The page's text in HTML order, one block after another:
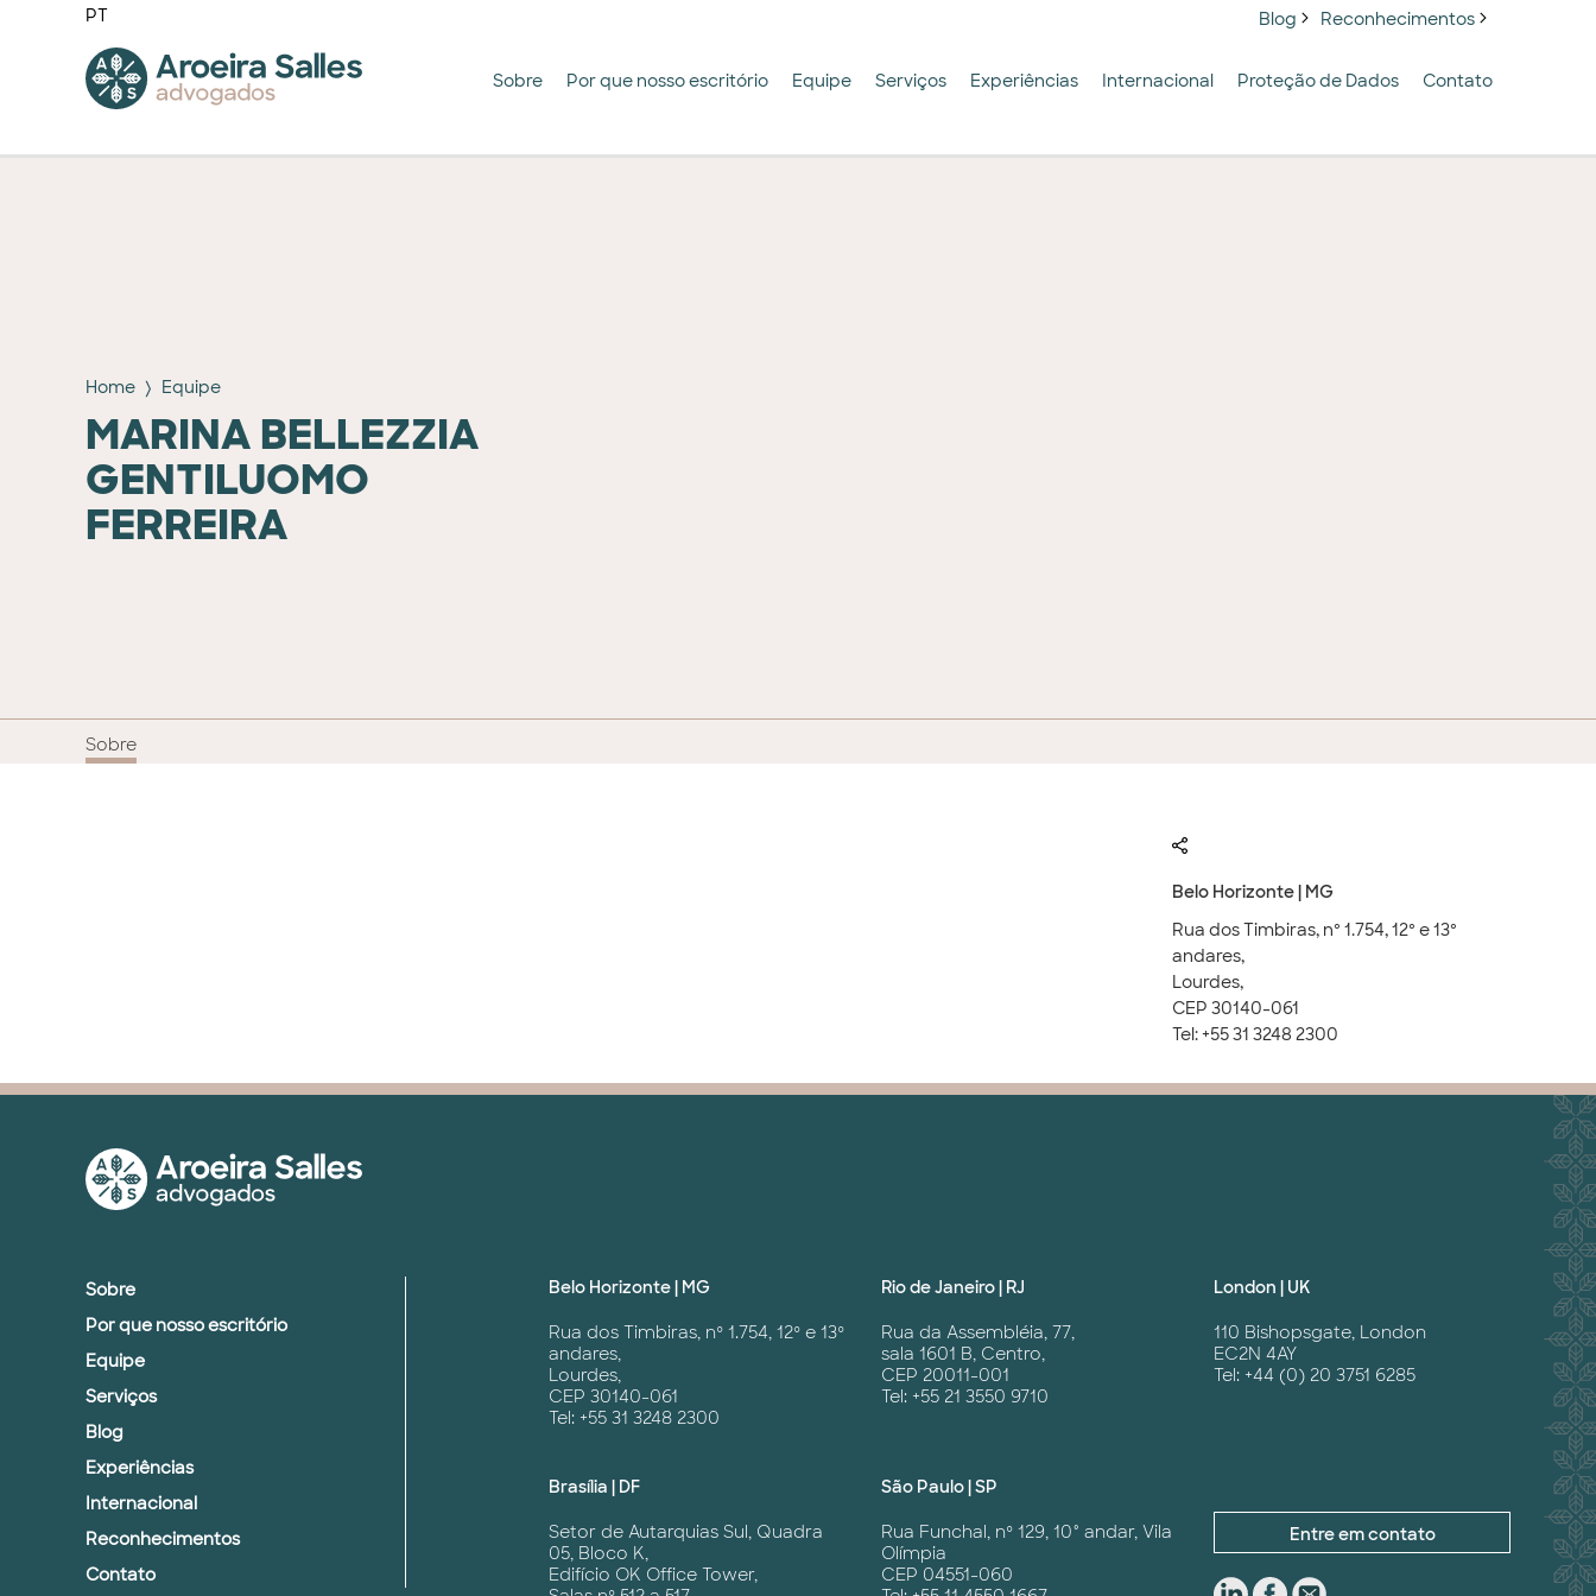
PT Blog Reconhecimentos
Sobre Por que nosso escritório Equipe Serviços Experiências Internacional Proteção de Dados Contato
Home Equipe
MARINA BELLEZZIA
GENTILUOMO
FERREIRA
Sobre
Belo Horizonte | MG
Rua dos Timbiras, nº 1.754, 12º e 13º
andares,
Lourdes,
CEP 30140-061
Tel: +55 31 3248 2300
Sobre
Por que nosso escritório
Equipe
Serviços
Blog
Experiências
Internacional
Reconhecimentos
Contato
Belo Horizonte | MG
Rua dos Timbiras, nº 1.754, 12º e 13º
andares,
Lourdes,
CEP 30140-061
Tel: +55 31 3248 2300
Rio de Janeiro | RJ
Rua da Assembléia, 77,
sala 1601 B, Centro,
CEP 20011-001
Tel: +55 21 3550 9710
London | UK
110 Bishopsgate, London
EC2N 4AY
Tel: +44 (0) 20 3751 6285
Brasília | DF
Setor de Autarquias Sul, Quadra
05, Bloco K,
Edifício OK Office Tower,
São Paulo | SP
Rua Funchal, nº 129, 10° andar, Vila
Olímpia
CEP 04551-060
Entre em contato